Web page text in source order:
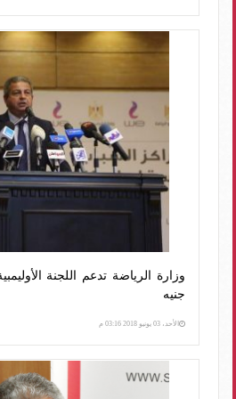
جنيه
الأحد، 03 يونيو 2018 03:16 م